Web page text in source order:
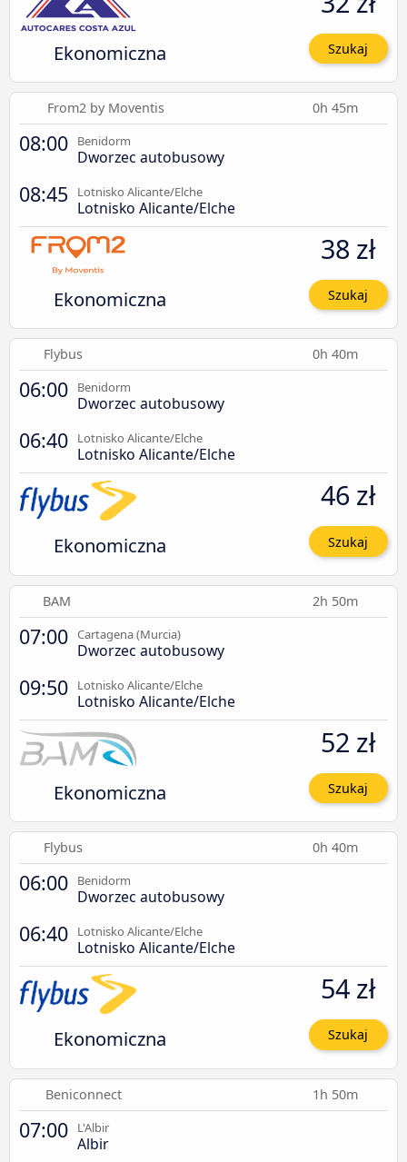
Ekonomiczna Szukaj
From2 by Moventis 0h 45m
08:00 Benidorm
Dworzec autobusowy
08:45 Lotnisko Alicante/Elche
Lotnisko Alicante/Elche
Ekonomiczna
38 zł
Szukaj
Flybus 0h 40m
06:00 Benidorm
Dworzec autobusowy
06:40 Lotnisko Alicante/Elche
Lotnisko Alicante/Elche
Ekonomiczna
46 zł
Szukaj
BAM 2h 50m
07:00 Cartagena (Murcia)
Dworzec autobusowy
09:50 Lotnisko Alicante/Elche
Lotnisko Alicante/Elche
Ekonomiczna
52 zł
Szukaj
Flybus 0h 40m
06:00 Benidorm
Dworzec autobusowy
06:40 Lotnisko Alicante/Elche
Lotnisko Alicante/Elche
Ekonomiczna
54 zł
Szukaj
Beniconnect 1h 50m
07:00 L'Albir
Albir